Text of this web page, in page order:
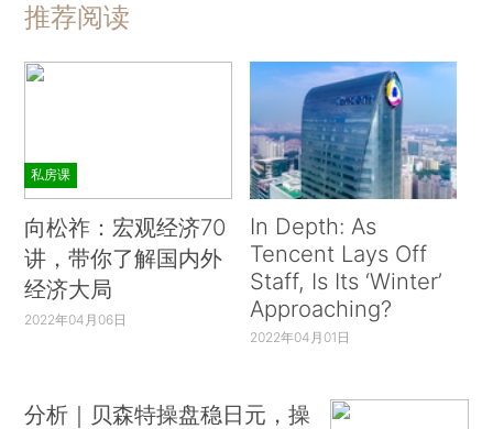
推荐阅读
私房课
向松祚：宏观经济70
讲，带你了解国内外
经济大局
2022年04月06日
In Depth: As
Tencent Lays Off
Staff, Is Its ‘Winter’
Approaching?
2022年04月01日
分析｜贝森特操盘稳日元，操